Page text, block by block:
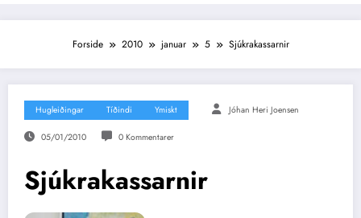
Forside 2010 januar 5 Sjúkrakassarnir
Hugleiðingar Tíðindi Ymiskt Jóhan Heri Joensen
05/01/2010 0 Kommentarer
Sjúkrakassarnir